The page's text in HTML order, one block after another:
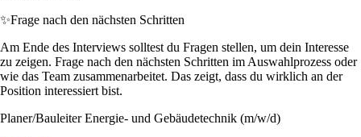
✨Frage nach den nächsten Schritten
Am Ende des Interviews solltest du Fragen stellen, um dein Interesse
zu zeigen. Frage nach den nächsten Schritten im Auswahlprozess oder
wie das Team zusammenarbeitet. Das zeigt, dass du wirklich an der
Position interessiert bist.
Planer/Bauleiter Energie- und Gebäudetechnik (m/w/d)